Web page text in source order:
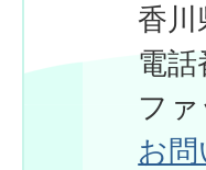
香
電
フ
お